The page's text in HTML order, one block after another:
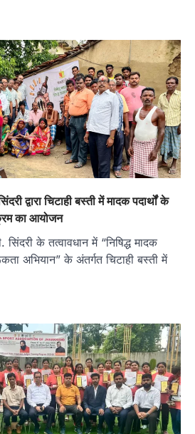
द्वारा चिटाही बस्ती में मादक पदार्थों के
का आयोजन
के तत्वावधान में “निषिद्ध मादक
अभियान” के अंतर्गत चिटाही बस्ती में